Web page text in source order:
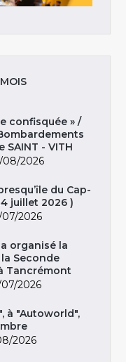
confisquée » /
SAINT - VITH
08/2026
du Cap-
juillet 2026 )
07/2026
organisé la
Seconde
Tancrémont
07/2026
à "Autoworld",
2026